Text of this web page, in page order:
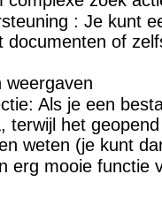
: Je kunt
of
weergaven
Als je een
terwijl het
weten (je kunt
erg mooie functie